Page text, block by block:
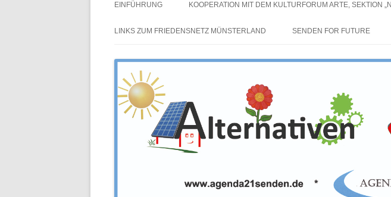
EINFÜHRUNG KOOPERATION MIT DEM KULTURFORUM ARTE, SEKTION
LINKS ZUM FRIEDENSNETZ MÜNSTERLAND SENDEN FOR FUTURE